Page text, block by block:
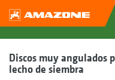
Discos muy angulados
lecho de siembra